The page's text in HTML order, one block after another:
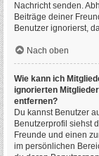
Nachricht senden.
Beiträge deiner
Benutzer ignorierst,
Nach oben
Wie kann ich
ignorierten
entfernen?
Du kannst Benutzer
Benutzerprofil siehst
Freunde und einen
im persönlichen